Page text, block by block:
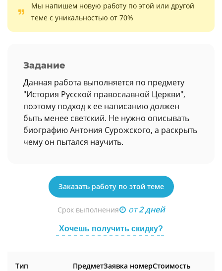
Мы напишем новую работу по этой или другой
теме с уникальностью от 70%
Задание
Данная работа выполняется по предмету
"История Русской православной Церкви",
поэтому подход к ее написанию должен
быть менее светский. Не нужно описывать
биографию Антония Сурожского, а раскрыть
чему он пытался научить.
Заказать работу по этой теме
Срок выполнения от2 дней
Хочешь получить скидку?
Тип
ПредметЗаявка номерСтоимость